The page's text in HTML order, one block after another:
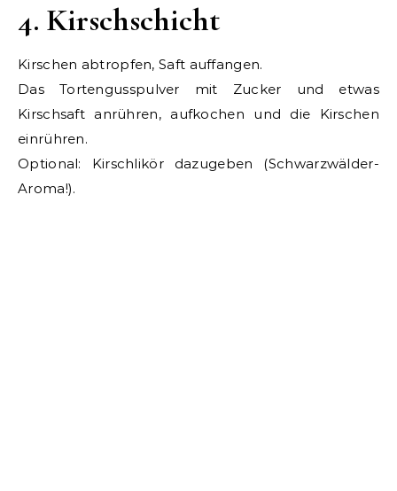
4. Kirschschicht
Kirschen abtropfen, Saft auffangen.
Das Tortengusspulver mit Zucker und etwas
Kirschsaft anrühren, aufkochen und die Kirschen
einrühren.
Optional: Kirschlikör dazugeben (Schwarzwälder-
Aroma!).